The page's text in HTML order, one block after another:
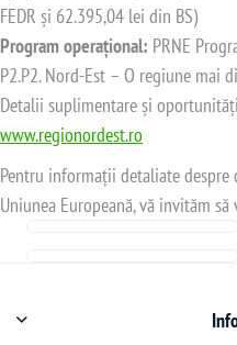
FEDR și 62.395,04 lei din BS)
Program operațional: PRNE
P2.P2. Nord-Est – O regiune mai
Detalii suplimentare și
www.regionordest.ro
Pentru informații detaliate
Uniunea Europeană, vă invităm